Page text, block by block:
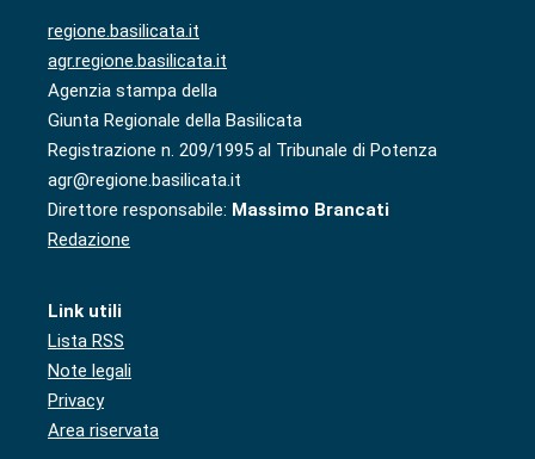
regione.basilicata.it
agr.regione.basilicata.it
Agenzia stampa della
Giunta Regionale della Basilicata
Registrazione n. 209/1995 al Tribunale di Potenza
agr@regione.basilicata.it
Direttore responsabile: Massimo Brancati
Redazione
Link utili
Lista RSS
Note legali
Privacy
Area riservata